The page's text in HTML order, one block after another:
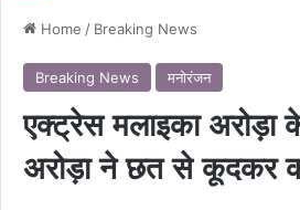
Home / Breaking News
Breaking News मनोरंजन
एक्ट्रेस मलाइका अरोड़ा
अरोड़ा ने छत से कूदकर